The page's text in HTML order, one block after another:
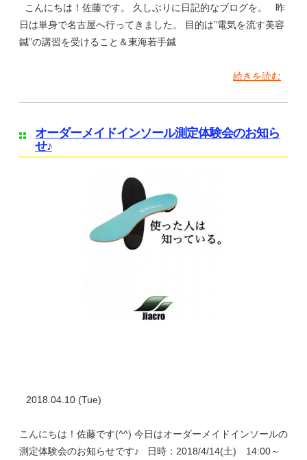
こんにちは！佐藤です。 久しぶりに日記的なブログを。 昨
日は単身で名古屋へ行ってきました。 目的は”電気を流す美容
鍼”の講習を受けること＆東海若手鍼
続きを読む
オーダーメイドインソール測定体験会のお知ら
せ♪
2018.04.10 (Tue)
こんにちは！佐藤です(^^) 今日はオーダーメイドインソールの
測定体験会のお知らせです♪ 日時：2018/4/14(土) 14:00～